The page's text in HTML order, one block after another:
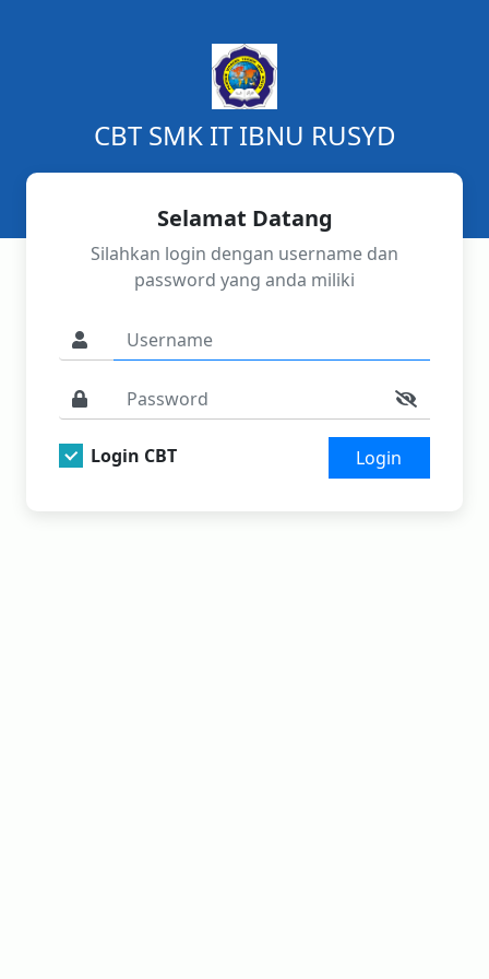
CBT SMK IT IBNU RUSYD
Selamat Datang
Silahkan login dengan username dan
password yang anda miliki
Login CBT